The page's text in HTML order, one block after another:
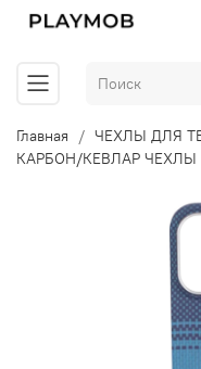
Главная
ЧЕХЛЫ ДЛЯ
КАРБОН/КЕВЛАР ЧЕХЛЫ